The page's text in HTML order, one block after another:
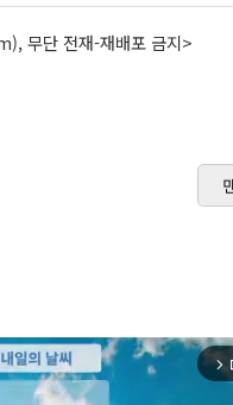
무단 전재-재배포 금지>
arrow_forward_ios